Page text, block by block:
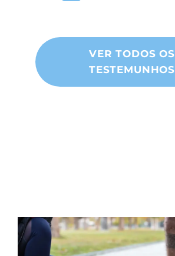
VER TODOS OS
TESTEMUNHOS